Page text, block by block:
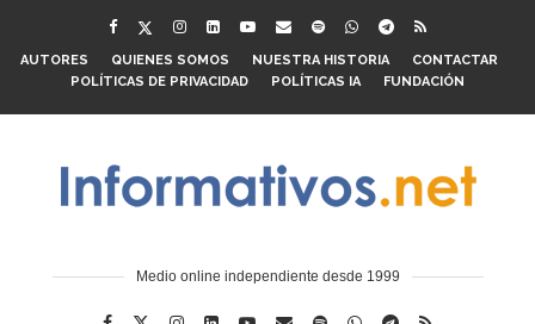
AUTORES QUIENES SOMOS NUESTRA HISTORIA
CONTACTAR
POLÍTICAS DE PRIVACIDAD
POLÍTICAS IA FUNDACIÓN
Medio online independiente desde 1999